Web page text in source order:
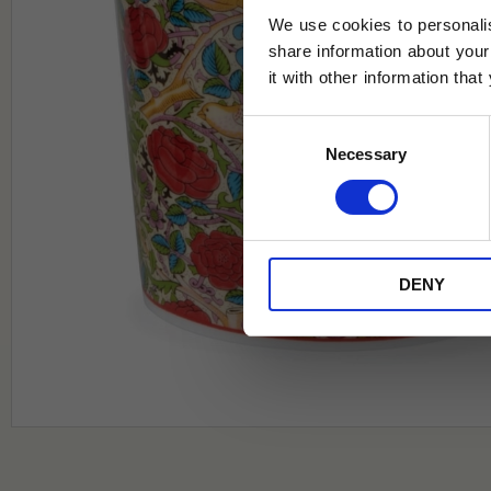
We use cookies to
share information about
it with other information that
Consent
Selection
Necessary
DENY
Jag samtycker till Tehuset Javas
* Rabatten gäller endast online på
på ordinarie priser och kan ej